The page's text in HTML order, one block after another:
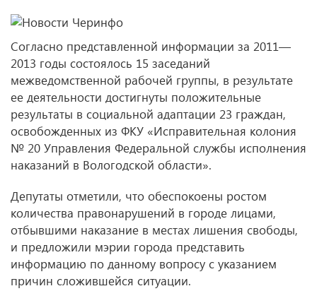
Согласно представленной информации за 2011—
2013 годы состоялось 15 заседаний
межведомственной рабочей группы, в результате
ее деятельности достигнуты положительные
результаты в социальной адаптации 23 граждан,
освобожденных из ФКУ «Исправительная колония
№ 20 Управления Федеральной службы исполнения
наказаний в Вологодской области».
Депутаты отметили, что обеспокоены ростом
количества правонарушений в городе лицами,
отбывшими наказание в местах лишения свободы,
и предложили мэрии города представить
информацию по данному вопросу с указанием
причин сложившейся ситуации.